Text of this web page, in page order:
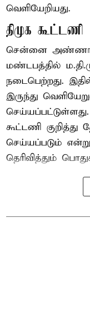
வெளியேறியது.
திமுக கூட்டணி
சென்னை
மண்டபத்தில்
நடைபெற்றது.
இருந்து
கூட்டணி குறித்து
செய்யப்படும்
தெரிவித்தும்